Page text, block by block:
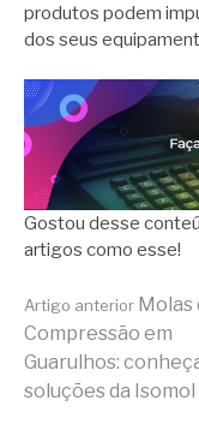
produtos podem
dos seus
Gostou desse
artigos como esse!
lendo
Artigo anterior Molas
Compressão em
Guarulhos:
soluções da Isomol